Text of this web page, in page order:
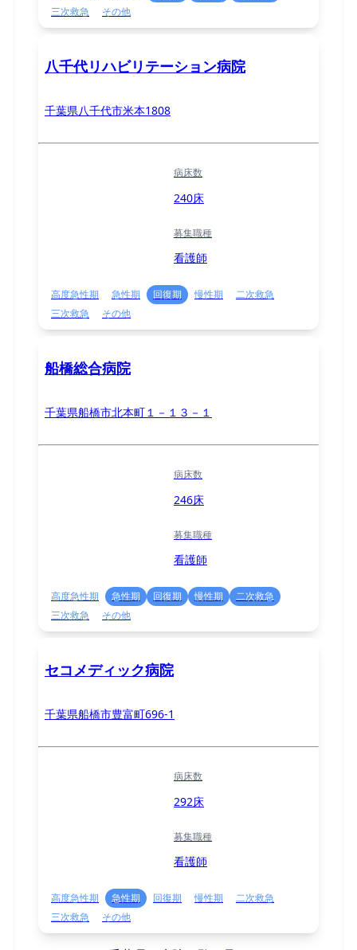
三次救急
その他
八千代リハビリテーション病院
千葉県八千代市米本1808
病床数
240床
募集職種
看護師
高度急性期 急性期 回復期 慢性期
二次救急
三次救急
その他
船橋総合病院
千葉県船橋市北本町１－１３－１
病床数
246床
募集職種
看護師
高度急性期 急性期 回復期 慢性期
二次救急
三次救急
その他
セコメディック病院
千葉県船橋市豊富町696-1
病床数
292床
募集職種
看護師
高度急性期 急性期 回復期 慢性期
二次救急
三次救急
その他